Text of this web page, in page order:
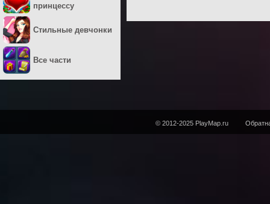
принцессу
Стильные девчонки
Все части
© 2012-2025 PlayMap.ru